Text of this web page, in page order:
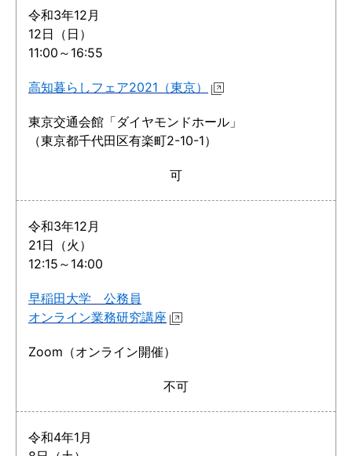
令和3年12月
12日（日）
11:00～16:55
高知暮らしフェア2021（東京）
東京交通会館「ダイヤモンドホール」
（東京都千代田区有楽町2-10-1）
可
令和3年12月
21日（火）
12:15～14:00
早稲田大学 公務員
オンライン業務研究講座
Zoom（オンライン開催）
不可
令和4年1月